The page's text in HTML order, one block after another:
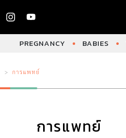
PREGNANCY BABIES
การแพทย์
การแพทย์